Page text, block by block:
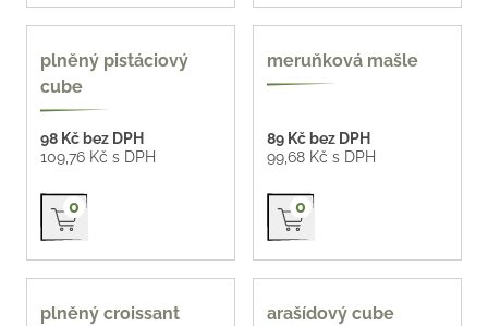
nové
plněný pistáciový
cube
98 Kč bez DPH
109,76 Kč s DPH
Přidat do košíku
0
meruňková mašle
89 Kč bez DPH
99,68 Kč s DPH
Přidat do košíku
0
plněný croissant
arašídový cube